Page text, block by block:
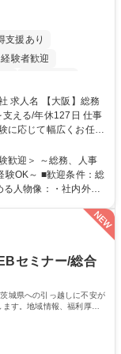
支援あり
経験者歓迎
あり 食事補助あり
る/年休127日 仕事
に応じて幅広くお任せ
事務所勤務ですが、
帰り・宿泊を伴う国内
助け合いながら、総
ラを支える/年休127日
歓迎＞ ～総務、人事
験OK～ ■歓迎条件：総
域に興味がありゼネラ
セミナー/総合
城県への引っ越しに不安が
す。地域情報、福利厚生